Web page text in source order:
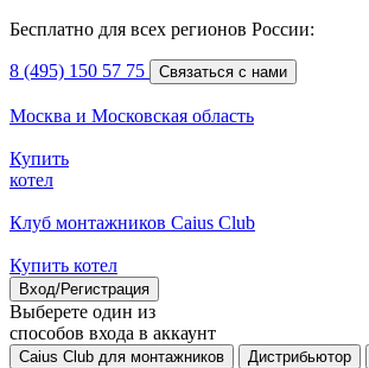
Бесплатно для всех регионов России:
8 (495) 150 57 75 Связаться с нами
Москва и Московская область
Купить
котел
Клуб монтажников Caius Club
Купить котел
Вход/Регистрация
Выберете один из
способов входа в аккаунт
Caius Club для монтажников Дистрибьютор